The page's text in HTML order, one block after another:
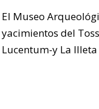
El Museo
yacimientos del
Lucentum-y La Illeta